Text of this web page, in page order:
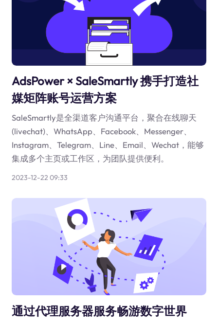
AdsPower × SaleSmartly 携手打造社
媒矩阵账号运营方案
SaleSmartly是全渠道客户沟通平台，聚合在线聊天
(livechat)、WhatsApp、Facebook、Messenger、
Instagram、Telegram、Line、Email、Wechat，能够
集成多个主页或工作区，为团队提供便利。
2023-12-22 09:33
通过代理服务器服务畅游数字世界